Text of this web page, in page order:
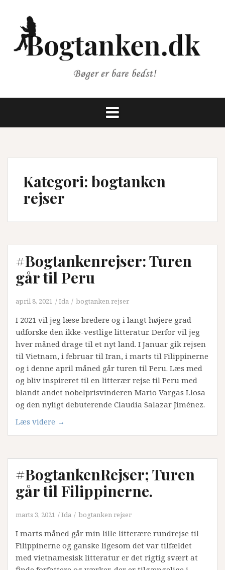
indhold
Kategori: bogtanken
rejser
#Bogtankenrejser: Turen
går til Peru
april 8, 2021 Ida bogtanken rejser
I 2021 vil jeg læse bredere og i langt højere grad
udforske den ikke-vestlige litteratur. Derfor vil jeg
hver måned drage til et nyt land. I Januar gik rejsen
til Vietnam, i februar til Iran, i marts til Filippinerne
og i denne april måned går turen til Peru. Læs med
og bliv inspireret til en litterær rejse til Peru med
blandt andet nobelprisvinderen Mario Vargas Llosa
og den nyligt debuterende Claudia Salazar Jiménez.
Læs videre “#Bogtankenrejser:
Turen
til
Peru”
→
#BogtankenRejser; Turen
går til Filippinerne.
marts 3, 2021 Ida bogtanken rejser
I marts måned går min lille litterære rundrejse til
Filippinerne og ganske ligesom det var tilfældet
med vietnamesisk litteratur er det rigtig svært at